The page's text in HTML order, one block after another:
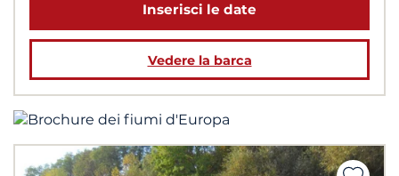
Inserisci le date
Vedere la barca